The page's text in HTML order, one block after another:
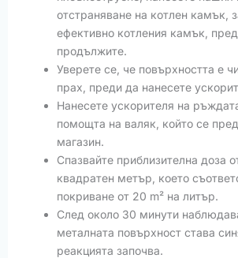
отстраняване на котлен камък,
ефективно котления камък,
продължите.
Уверете се, че повърхността е
прах, преди да нанесете
Нанесете ускорителя на
помощта на валяк, който се
магазин.
Спазвайте приблизителна доза
квадратен метър, което
покриване от 20 m² на литър.
След около 30 минути
металната повърхност става
реакцията започва.